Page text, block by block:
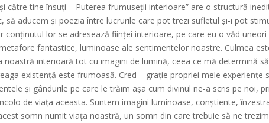
către tine însuți – Puterea frumuseții interioare” are o structură
să aducem și poezia între lucrurile care pot trezi sufletul și-i pot
conținutul lor se adresează ființei interioare, pe care eu o văd
fantastice, luminoase ale sentimentelor noastre. Culmea
noastră interioară tot cu imagini de lumină, ceea ce mă determină
existență este frumoasă. Cred – grație propriei mele
și gândurile pe care le trăim așa cum divinul ne-a scris pe noi,
de viața aceasta. Suntem imagini luminoase, conștiente,
somn numit viața noastră, un somn din care trebuie să ne